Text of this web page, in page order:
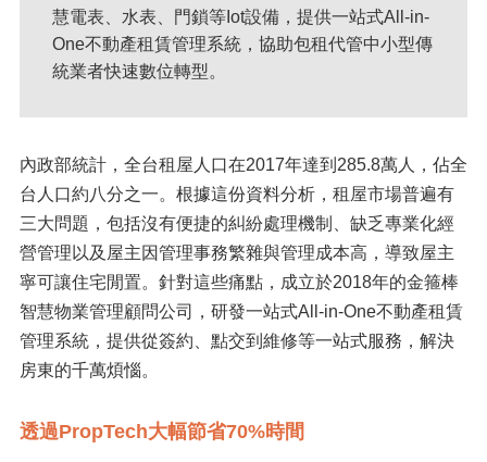
慧電表、水表、門鎖等Iot設備，提供一站式All-in-
One不動產租賃管理系統，協助包租代管中小型傳
統業者快速數位轉型。
內政部統計，全台租屋人口在2017年達到285.8萬人，佔全
台人口約八分之一。根據這份資料分析，租屋市場普遍有
三大問題，包括沒有便捷的糾紛處理機制、缺乏專業化經
營管理以及屋主因管理事務繁雜與管理成本高，導致屋主
寧可讓住宅閒置。針對這些痛點，成立於2018年的金箍棒
智慧物業管理顧問公司，研發一站式All-in-One不動產租賃
管理系統，提供從簽約、點交到維修等一站式服務，解決
房東的千萬煩惱。
透過PropTech大幅節省70%時間